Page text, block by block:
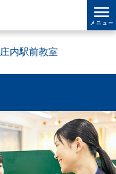
庄内駅前教室